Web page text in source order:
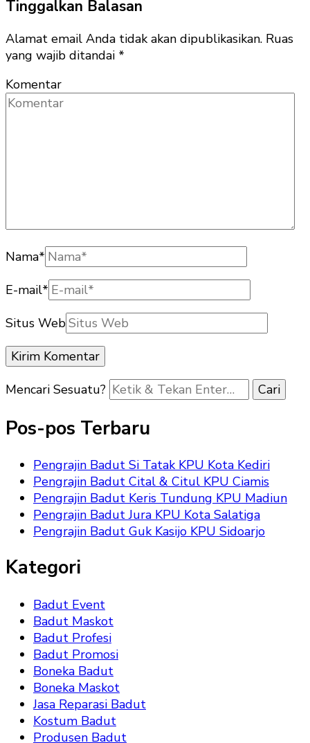
Tinggalkan Balasan
Alamat email Anda tidak akan dipublikasikan. Ruas
yang wajib ditandai *
Komentar
Nama*
E-mail*
Situs Web
Mencari Sesuatu?
Pos-pos Terbaru
Pengrajin Badut Si Tatak KPU Kota Kediri
Pengrajin Badut Cital & Citul KPU Ciamis
Pengrajin Badut Keris Tundung KPU Madiun
Pengrajin Badut Jura KPU Kota Salatiga
Pengrajin Badut Guk Kasijo KPU Sidoarjo
Kategori
Badut Event
Badut Maskot
Badut Profesi
Badut Promosi
Boneka Badut
Boneka Maskot
Jasa Reparasi Badut
Kostum Badut
Produsen Badut